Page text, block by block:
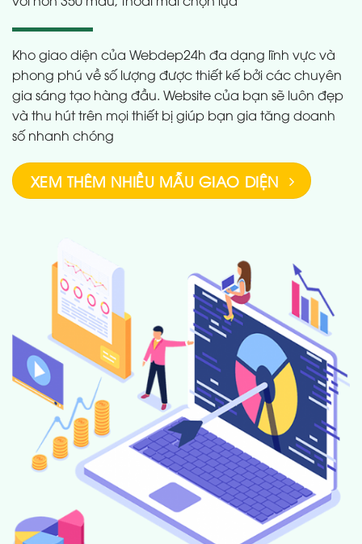
Kho giao diện của Webdep24h đa dạng lĩnh vực và
phong phú về số lượng được thiết kế bởi các chuyên
gia sáng tạo hàng đầu. Website của bạn sẽ luôn đẹp
và thu hút trên mọi thiết bị giúp bạn gia tăng doanh
số nhanh chóng
XEM THÊM NHIỀU MẪU GIAO DIỆN